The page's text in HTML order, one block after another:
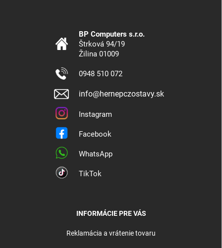
BP Computers s.r.o.
Štrková 94/19
Žilina 01009
0948 510 072
info@hernepczostavy.sk
Instagram
Facebook
WhatsApp
TikTok
INFORMÁCIE PRE VÁS
Reklamácia a vrátenie tovaru